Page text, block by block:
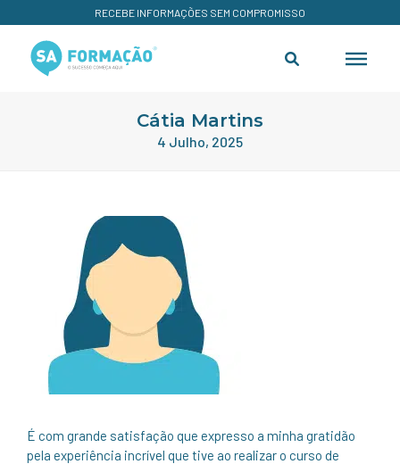
RECEBE INFORMAÇÕES SEM COMPROMISSO
Cátia Martins
4 Julho, 2025
É com grande satisfação que expresso a minha gratidão
pela experiência incrível que tive ao realizar o curso de